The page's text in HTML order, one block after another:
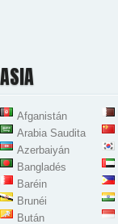
ASIA
Afganistán
Arabia Saudita
Azerbaiyán
Bangladés
Baréin
Brunéi
Bután